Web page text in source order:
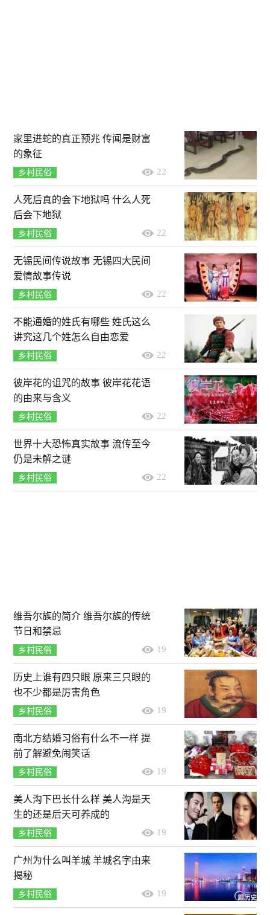
家里进蛇的真正预兆 传闻是财富
的象征
乡村民俗 22
人死后真的会下地狱吗 什么人死
后会下地狱
乡村民俗 22
无锡民间传说故事 无锡四大民间
爱情故事传说
乡村民俗 22
不能通婚的姓氏有哪些 姓氏这么
讲究这几个姓怎么自由恋爱
乡村民俗 22
彼岸花的诅咒的故事 彼岸花花语
的由来与含义
乡村民俗 22
世界十大恐怖真实故事 流传至今
仍是未解之谜
乡村民俗 22
维吾尔族的简介 维吾尔族的传统
节日和禁忌
乡村民俗 19
历史上谁有四只眼 原来三只眼的
也不少都是厉害角色
乡村民俗 19
南北方结婚习俗有什么不一样 提
前了解避免闹笑话
乡村民俗 19
美人沟下巴长什么样 美人沟是天
生的还是后天可养成的
乡村民俗 19
广州为什么叫羊城 羊城名字由来
揭秘
乡村民俗 19